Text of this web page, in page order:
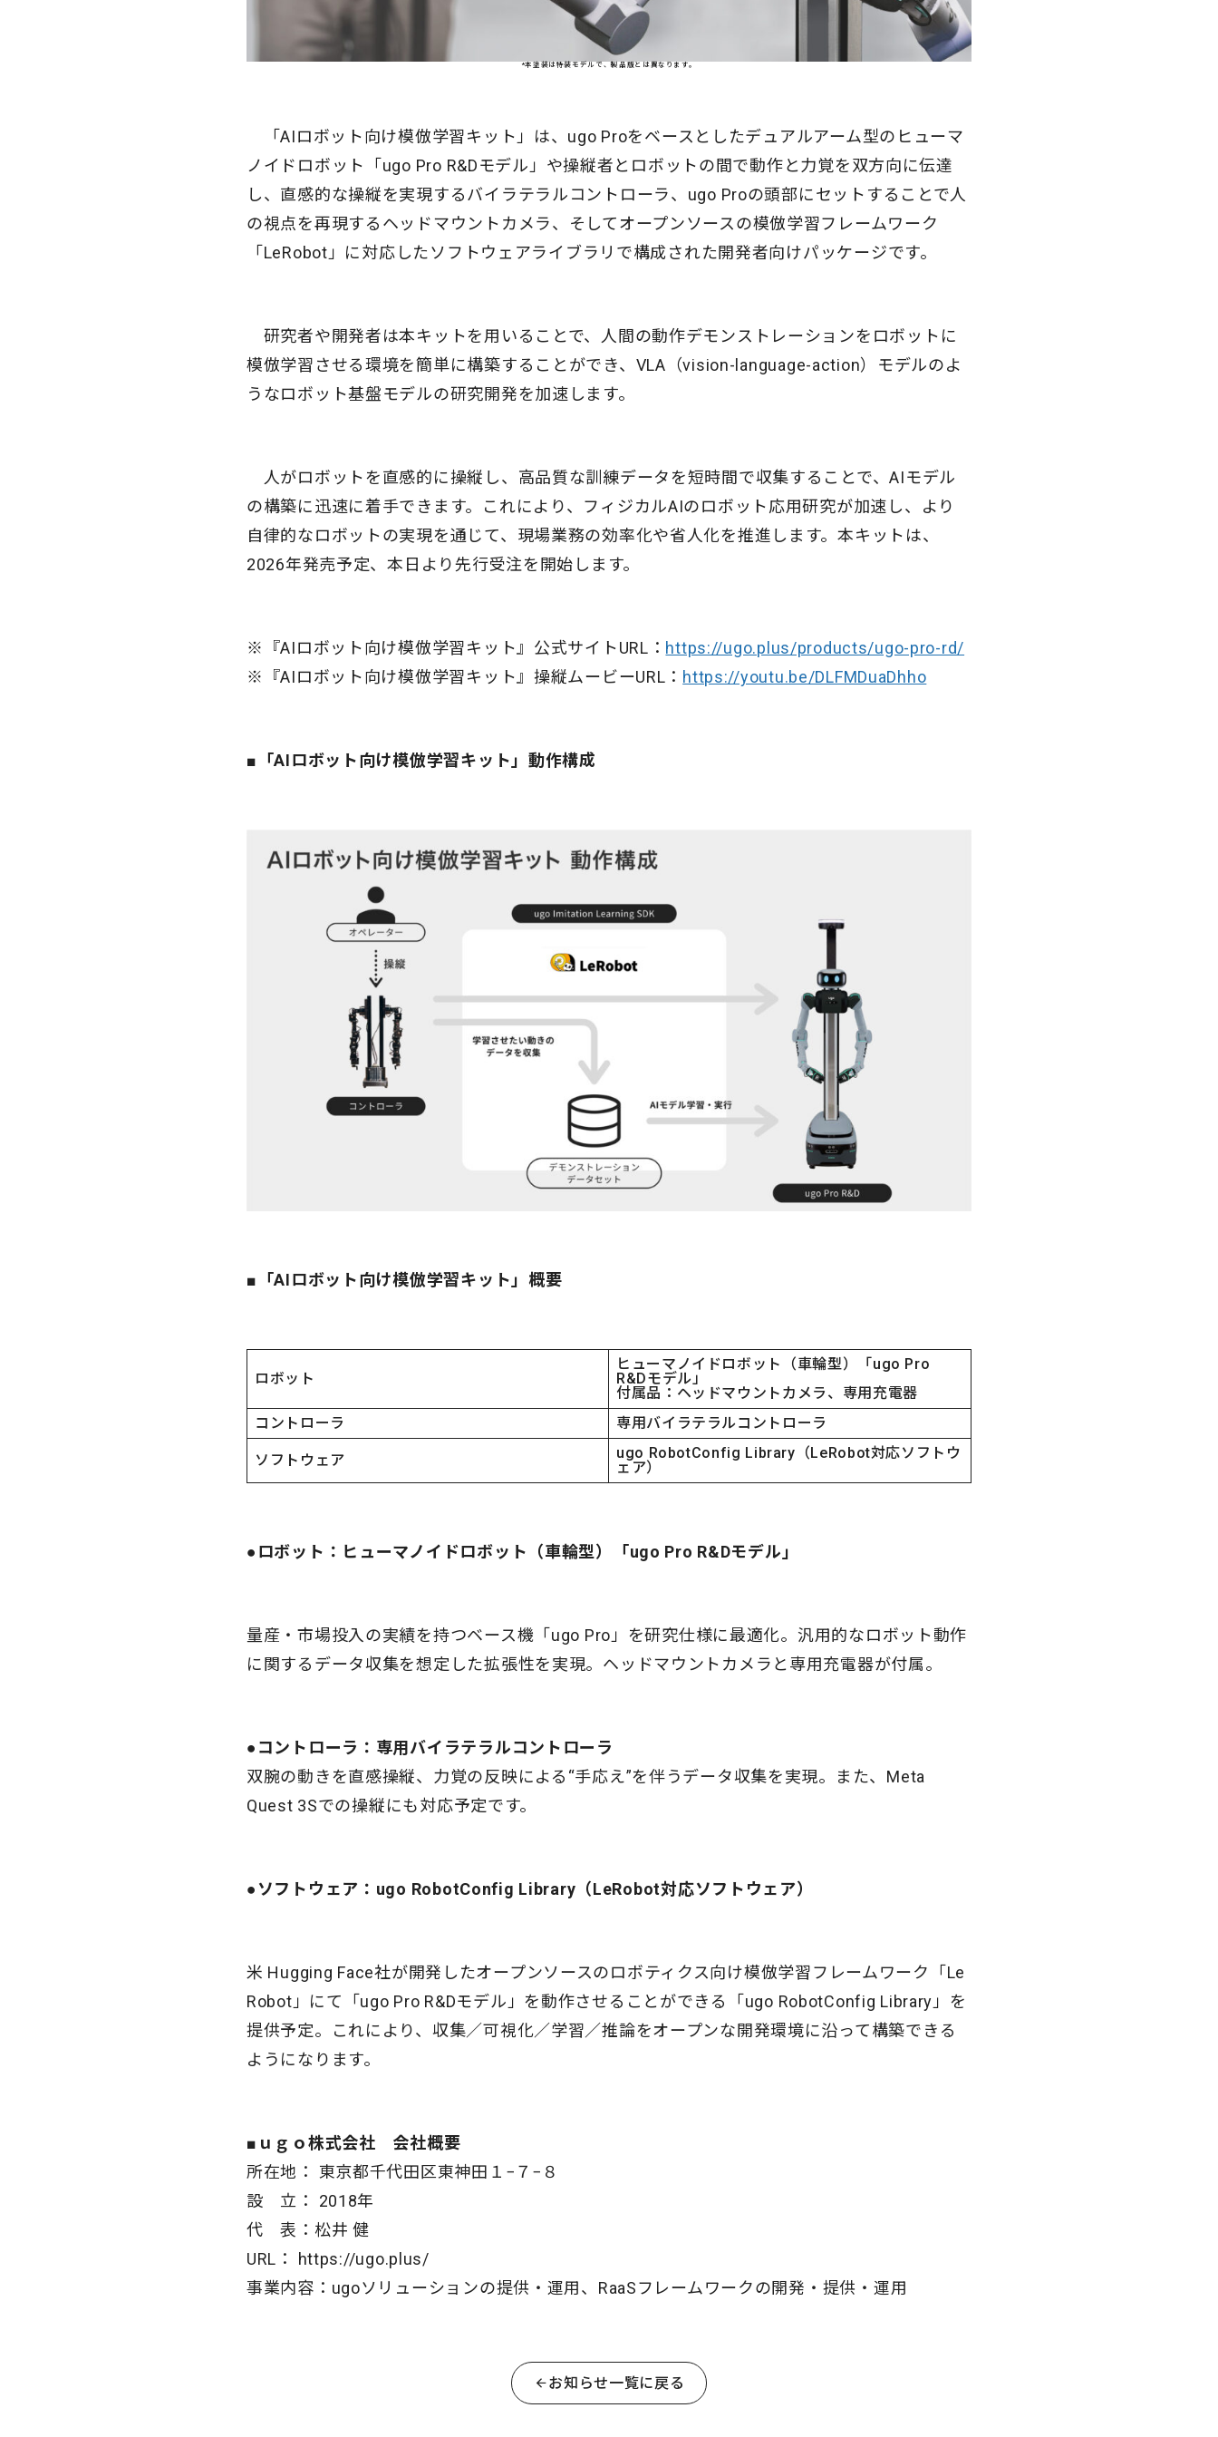
*本塗装は特装モデルで、製品版とは異なります。
「AIロボット向け模倣学習キット」は、ugo Proをベースとしたデュアルアーム型のヒューマ
ノイドロボット「ugo Pro R&Dモデル」や操縦者とロボットの間で動作と力覚を双方向に伝達
し、直感的な操縦を実現するバイラテラルコントローラ、ugo Proの頭部にセットすることで人
の視点を再現するヘッドマウントカメラ、そしてオープンソースの模倣学習フレームワーク
「LeRobot」に対応したソフトウェアライブラリで構成された開発者向けパッケージです。
研究者や開発者は本キットを用いることで、人間の動作デモンストレーションをロボットに
模倣学習させる環境を簡単に構築することができ、VLA（vision-language-action）モデルのよ
うなロボット基盤モデルの研究開発を加速します。
人がロボットを直感的に操縦し、高品質な訓練データを短時間で収集することで、AIモデル
の構築に迅速に着手できます。これにより、フィジカルAIのロボット応用研究が加速し、より
自律的なロボットの実現を通じて、現場業務の効率化や省人化を推進します。本キットは、
2026年発売予定、本日より先行受注を開始します。
※『AIロボット向け模倣学習キット』公式サイトURL： https://ugo.plus/products/ugo-pro-rd/
※『AIロボット向け模倣学習キット』操縦ムービーURL： https://youtu.be/DLFMDuaDhho
■「AIロボット向け模倣学習キット」動作構成
■「AIロボット向け模倣学習キット」概要
ロボット
ヒューマノイドロボット（車輪型）「ugo Pro
R&Dモデル」
付属品：ヘッドマウントカメラ、専用充電器
コントローラ
専用バイラテラルコントローラ
ソフトウェア
ugo RobotConfig Library（LeRobot対応ソフトウ
ェア）
●ロボット：ヒューマノイドロボット（車輪型）「ugo Pro R&Dモデル」
量産・市場投入の実績を持つベース機「ugo Pro」を研究仕様に最適化。汎用的なロボット動作
に関するデータ収集を想定した拡張性を実現。ヘッドマウントカメラと専用充電器が付属。
●コントローラ：専用バイラテラルコントローラ
双腕の動きを直感操縦、力覚の反映による“手応え”を伴うデータ収集を実現。また、Meta
Quest 3Sでの操縦にも対応予定です。
●ソフトウェア：ugo RobotConfig Library（LeRobot対応ソフトウェア）
米 Hugging Face社が開発したオープンソースのロボティクス向け模倣学習フレームワーク「Le
Robot」にて「ugo Pro R&Dモデル」を動作させることができる「ugo RobotConfig Library」を
提供予定。これにより、収集／可視化／学習／推論をオープンな開発環境に沿って構築できる
ようになります。
■ｕｇｏ株式会社 会社概要
所在地： 東京都千代田区東神田１−７−８
設 立： 2018年
代 表：松井 健
URL： https://ugo.plus/
事業内容：ugoソリューションの提供・運用、RaaSフレームワークの開発・提供・運用
お知らせ一覧に戻る